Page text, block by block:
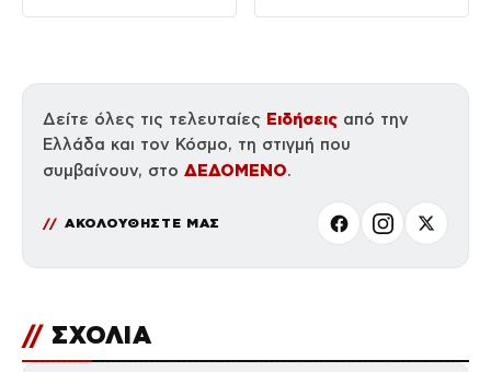
Δείτε όλες τις τελευταίες Ειδήσεις από την
Ελλάδα και τον Κόσμο, τη στιγμή που
συμβαίνουν, στο ΔΕΔΟΜΕΝΟ.
ΑΚΟΛΟΥΘΗΣΤΕ ΜΑΣ
// ΣΧΟΛΙΑ